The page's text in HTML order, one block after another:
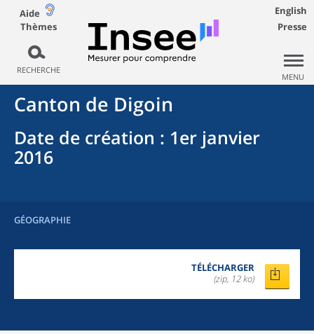
Aide
Thèmes
RECHERCHE
English
Presse
MENU
Canton de Digoin
Date de création : 1er janvier
2016
GÉOGRAPHIE
TÉLÉCHARGER
(zip, 12 ko)